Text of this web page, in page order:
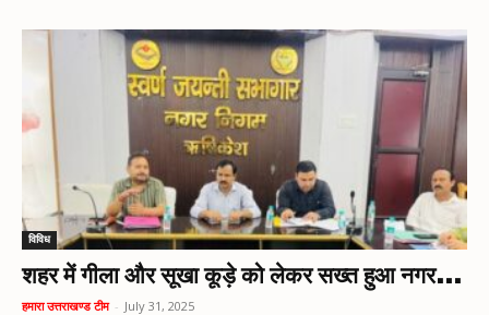
विविध
शहर में गीला और सूखा कूड़े को लेकर सख्त हुआ नगर...
हमारा उत्तराखण्ड टीम - July 31, 2025